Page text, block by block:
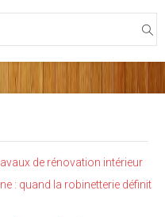
de rénovation intérieur
: quand la robinetterie définit